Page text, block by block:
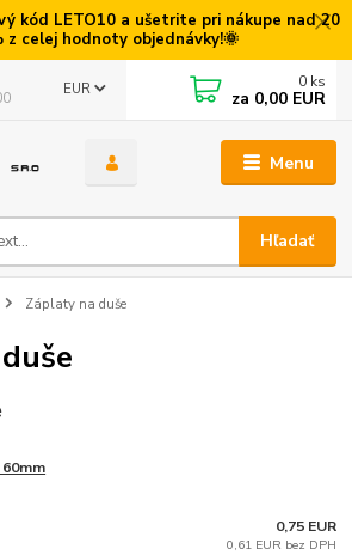
kód LETO10 a ušetrite pri nákupe nad 20
z celej hodnoty objednávky!🌞
Menu
EUR
Hľadať
0 ks
za 0,00 EUR
Záplaty na duše
0,75 EUR
0,61 EUR bez DPH